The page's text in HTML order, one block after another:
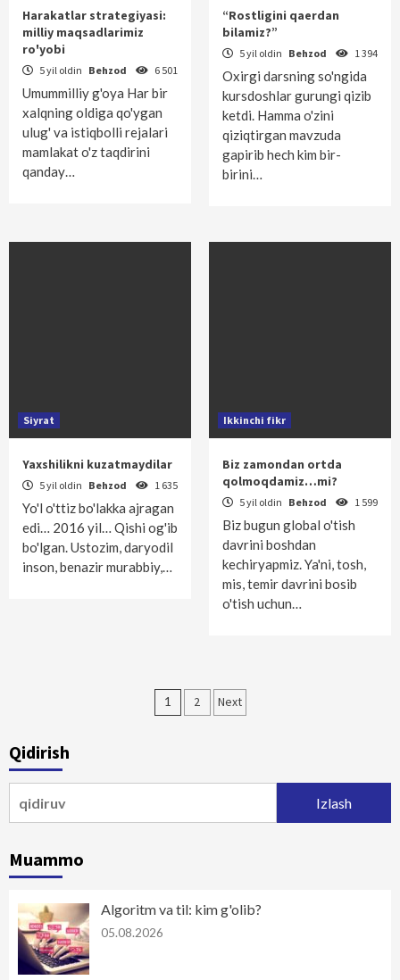
Harakatlar strategiyasi:
milliy maqsadlarimiz
ro'yobi
5 yil oldin Behzod 6 501
Umummilliy g'oya Har bir
xalqning oldiga qo'ygan
ulug' va istiqbolli rejalari
mamlakat o'z taqdirini
qanday…
“Rostligini qaerdan
bilamiz?”
5 yil oldin Behzod 1 394
Oxirgi darsning so'ngida
kursdosh­lar gurungi qizib
ketdi. Hamma o'zini
qiziqtirgan mavzuda
gapirib hech kim bir-
birini…
Siyrat
Yaxshilikni kuzatmaydilar
5 yil oldin Behzod 1 635
Yo'l o'ttiz bo'lakka ajragan
edi… 2016 yil… Qishi og'ib
bo'lgan. Ustozim, daryodil
inson, benazir murabbiy,…
Ikkinchi fikr
Biz zamondan ortda
qolmoqdamiz…mi?
5 yil oldin Behzod 1 599
Biz bugun global o'tish
davrini boshdan
kechiryapmiz. Ya'ni, tosh,
mis, temir davrini bosib
o'tish uchun…
Maqolalar
1 2 Next
Qidirish
Muammo
Algoritm va til: kim g'olib?
05.08.2026